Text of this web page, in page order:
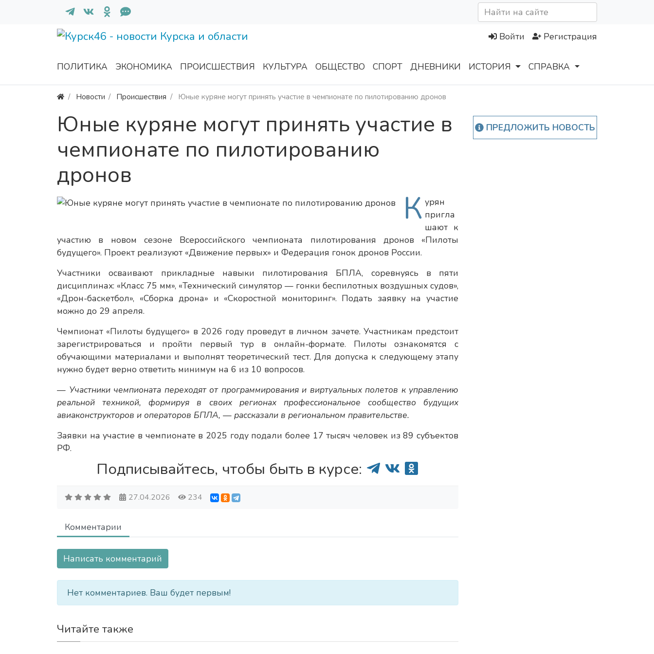
Войти Регистрация
ПОЛИТИКА ЭКОНОМИКА ПРОИСШЕСТВИЯ КУЛЬТУРА ОБЩЕСТВО СПОРТ ДНЕВНИКИ ИСТОРИЯ СПРАВКА
Новости Происшествия Юные куряне могут принять участие в чемпионате по пилотированию дронов
Юные куряне могут принять участие в
чемпионате по пилотированию
дронов
К урян
пригла
шают к
участию в новом сезоне Всероссийского чемпионата пилотирования дронов «Пилоты
будущего». Проект реализуют «Движение первых» и Федерация гонок дронов России.
Участники осваивают прикладные навыки пилотирования БПЛА, соревнуясь в пяти
дисциплинах: «Класс 75 мм», «Технический симулятор — гонки беспилотных воздушных судов»,
«Дрон-баскетбол», «Сборка дрона» и «Скоростной мониторинг». Подать заявку на участие
можно до 29 апреля.
Чемпионат «Пилоты будущего» в 2026 году проведут в личном зачете. Участникам предстоит
зарегистрироваться и пройти первый тур в онлайн-формате. Пилоты ознакомятся с
обучающими материалами и выполнят теоретический тест. Для допуска к следующему этапу
нужно будет верно ответить минимум на 6 из 10 вопросов.
— Участники чемпионата переходят от программирования и виртуальных полетов к управлению
реальной техникой, формируя в своих регионах профессиональное сообщество будущих
авиаконструкторов и операторов БПЛА, — рассказали в региональном правительстве.
Заявки на участие в чемпионате в 2025 году подали более 17 тысяч человек из 89 субъектов
РФ.
Подписывайтесь, чтобы быть в курсе:
27.04.2026 234
Комментарии
Написать комментарий
Нет комментариев. Ваш будет первым!
Читайте также
ПРЕДЛОЖИТЬ НОВОСТЬ